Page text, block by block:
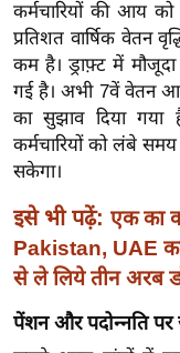
डि
या
सा
हि
त्य
ज
ग
त
ऑ
व
कर्मचारियों की आय
प्रतिशत वार्षिक वेतन
कम है। ड्राफ़्ट में
गई है। अभी 7वें वेतन
का सुझाव दिया गया
कर्मचारियों को लंबे
सकेगा।
इसे भी पढ़ें: एक का
Pakistan, UAE
से ले लिये तीन अरब
पेंशन और पदोन्नति पर